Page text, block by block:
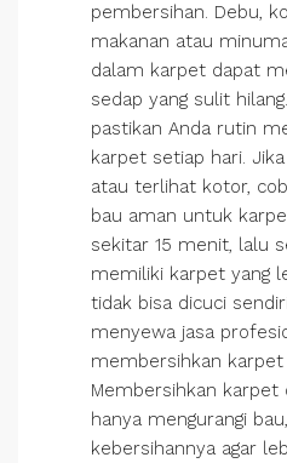
pembersihan. Debu,
makanan atau
dalam karpet dapat
sedap yang sulit
pastikan Anda rutin
karpet setiap hari.
atau terlihat kotor,
bau aman untuk
sekitar 15 menit, lalu
memiliki karpet yang
tidak bisa dicuci
menyewa jasa
membersihkan
Membersihkan karpet
hanya mengurangi
kebersihannya agar